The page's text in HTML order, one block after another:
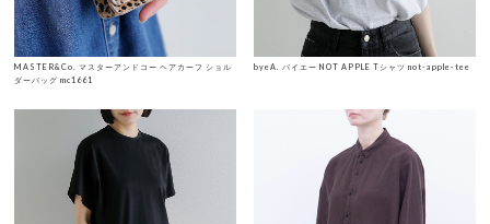
MASTER&Co. マスターアンドコー ヘアカーフ ショル
ダーバッグ mc1661
byeA. バイエー NOT APPLE Tシャツ not-apple-tee